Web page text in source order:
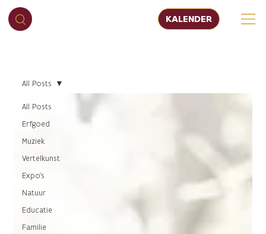
KALENDER
All Posts
Erfgoed
Muziek
Vertelkunst
Expo's
Natuur
Educatie
Familie
All Posts